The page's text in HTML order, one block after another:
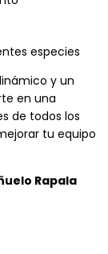
especies
y un
en una
de todos los
tu equipo
Rapala